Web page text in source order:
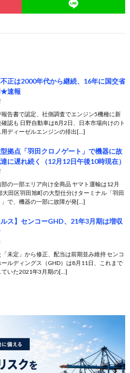
正は2000年代から継続、16年に国交省
★速報
告書で認定、社側調査でエンジン5機種に新
認も 日野自動車は8月2日、日本市場向けのト
用ディーゼルエンジンの排出[…]
拠点「羽田クロノゲート」で機器に故
に遅れ続く（12月12日午後10時現在）
の一部エリア向け全商品 ヤマト運輸は12月
大田区羽田旭町の大型仕分けターミナル「羽田
」で、機器の一部に故障が発[…]
ルス】センコーGHD、21年3月期は増収
未定」から修正、配当は前期並み維持 センコ
ールディングス（GHD）は8月11日、これまで
ていた2021年3月期の[…]